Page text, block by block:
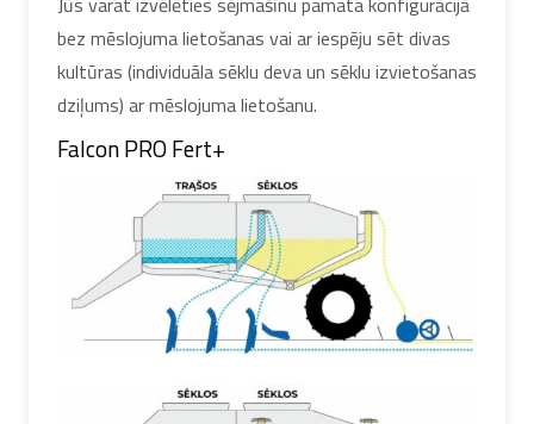
bez mēslojuma lietošanas vai ar iespēju sēt divas
kultūras (individuāla sēklu deva un sēklu izvietošanas
dziļums) ar mēslojuma lietošanu.
Falcon PRO Fert+